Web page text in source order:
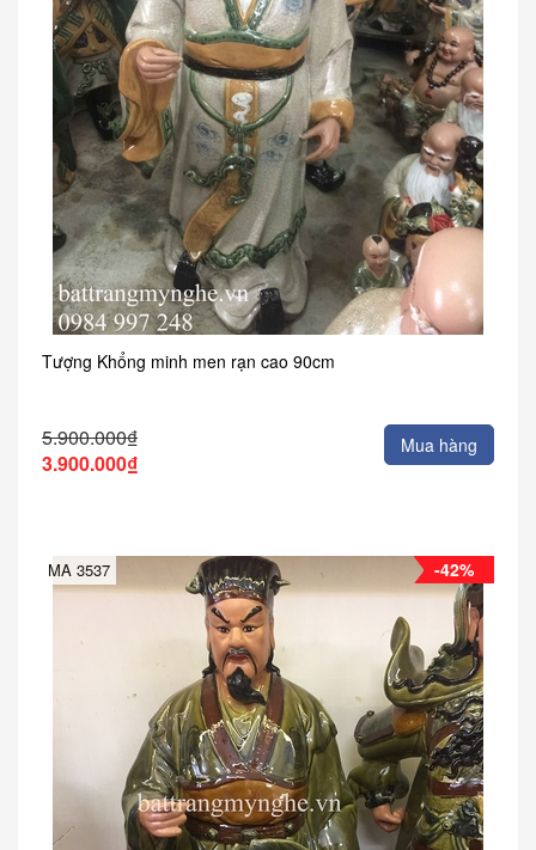
Tượng Khổng minh men rạn cao 90cm
5.900.000₫
3.900.000₫
Mua hàng
-42%
MA 3537